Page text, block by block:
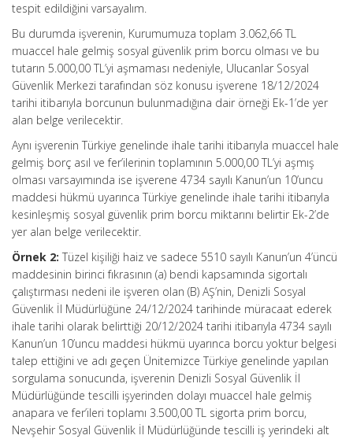
tespit edildiğini varsayalım.
Bu durumda işverenin, Kurumumuza toplam 3.062,66 TL
muaccel hale gelmiş sosyal güvenlik prim borcu olması ve bu
tutarın 5.000,00 TL’yi aşmaması nedeniyle, Ulucanlar Sosyal
Güvenlik Merkezi tarafından söz konusu işverene 18/12/2024
tarihi itibarıyla borcunun bulunmadığına dair örneği Ek-1’de yer
alan belge verilecektir.
Aynı işverenin Türkiye genelinde ihale tarihi itibarıyla muaccel hale
gelmiş borç asıl ve fer’ilerinin toplamının 5.000,00 TL’yi aşmış
olması varsayımında ise işverene 4734 sayılı Kanun’un 10’uncu
maddesi hükmü uyarınca Türkiye genelinde ihale tarihi itibarıyla
kesinleşmiş sosyal güvenlik prim borcu miktarını belirtir Ek-2’de
yer alan belge verilecektir.
Örnek 2: Tüzel kişiliği haiz ve sadece 5510 sayılı Kanun’un 4’üncü
maddesinin birinci fıkrasının (a) bendi kapsamında sigortalı
çalıştırması nedeni ile işveren olan (B) AŞ’nin, Denizli Sosyal
Güvenlik İl Müdürlüğüne 24/12/2024 tarihinde müracaat ederek
ihale tarihi olarak belirttiği 20/12/2024 tarihi itibarıyla 4734 sayılı
Kanun’un 10’uncu maddesi hükmü uyarınca borcu yoktur belgesi
talep ettiğini ve adı geçen Ünitemizce Türkiye genelinde yapılan
sorgulama sonucunda, işverenin Denizli Sosyal Güvenlik İl
Müdürlüğünde tescilli işyerinden dolayı muaccel hale gelmiş
anapara ve fer’ileri toplamı 3.500,00 TL sigorta prim borcu,
Nevşehir Sosyal Güvenlik İl Müdürlüğünde tescilli iş yerindeki alt